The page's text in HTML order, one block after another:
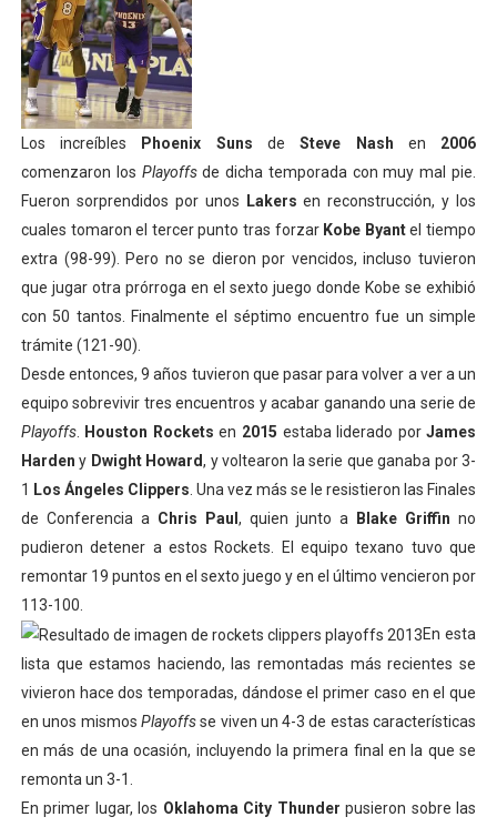
Los increíbles Phoenix Suns deSteve Nash en 2006
comenzaron los Playoffsde dicha temporada con muy mal pie.
Fueron sorprendidos por unos
Lakers en reconstrucción, y los
cuales tomaron el tercer punto tras forzar Kobe Byantel tiempo
extra (98-99). Pero no se dieron por vencidos, incluso tuvieron
que jugar otra prórroga en el sexto juego donde Kobe se exhibió
con 50 tantos. Finalmente el séptimo encuentro fue un simple
trámite (121-90).
Desde entonces, 9 años tuvieron que pasar para volver a ver a un
equipo sobrevivir tres encuentros y acabar ganando una serie de
Playoffs. Houston Rockets en 2015 estaba liderado porJames
Harden y Dwight Howard, y voltearon la serie que ganaba por 3-
1 Los Ángeles Clippers . Una vez más se le resistieron las Finales
de Conferencia a Chris Paul , quien junto a Blake Griffin no
pudieron detener a estos Rockets. El equipo texano tuvo que
remontar 19 puntos en el sexto juego y en el último vencieron por
113-100.
En esta
lista que estamos haciendo, las remontadas más recientes se
vivieron hace dos temporadas, dándose el primer caso en el que
en unos mismos Playoffsse viven un 4-3 de estas características
en más de una ocasión, incluyendo la primera final en la que se
remonta un 3-1.
En primer lugar, los Oklahoma City Thunder pusieron sobre las